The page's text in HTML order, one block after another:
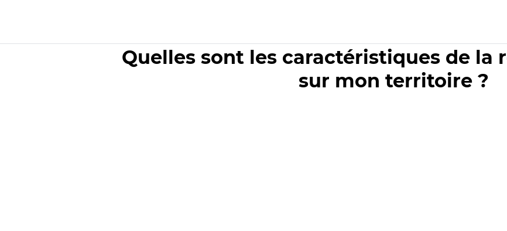
Quelles sont les caractéristiques de la
sur mon territoire ?